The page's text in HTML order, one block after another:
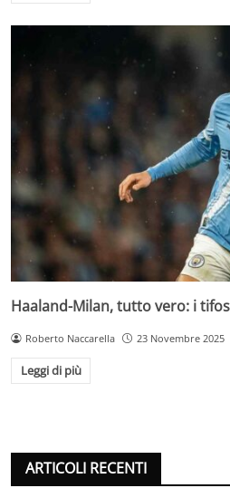
Haaland-Milan, tutto vero: i
Roberto Naccarella 23 Novembre 2025
Leggi di più
ARTICOLI RECENTI